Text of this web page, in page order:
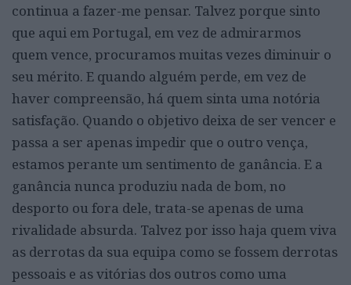
continua a fazer-me pensar. Talvez porque sinto
que aqui em Portugal, em vez de admirarmos
quem vence, procuramos muitas vezes diminuir o
seu mérito. E quando alguém perde, em vez de
haver compreensão, há quem sinta uma notória
satisfação. Quando o objetivo deixa de ser vencer e
passa a ser apenas impedir que o outro vença,
estamos perante um sentimento de ganância. E a
ganância nunca produziu nada de bom, no
desporto ou fora dele, trata-se apenas de uma
rivalidade absurda. Talvez por isso haja quem viva
as derrotas da sua equipa como se fossem derrotas
pessoais e as vitórias dos outros como uma